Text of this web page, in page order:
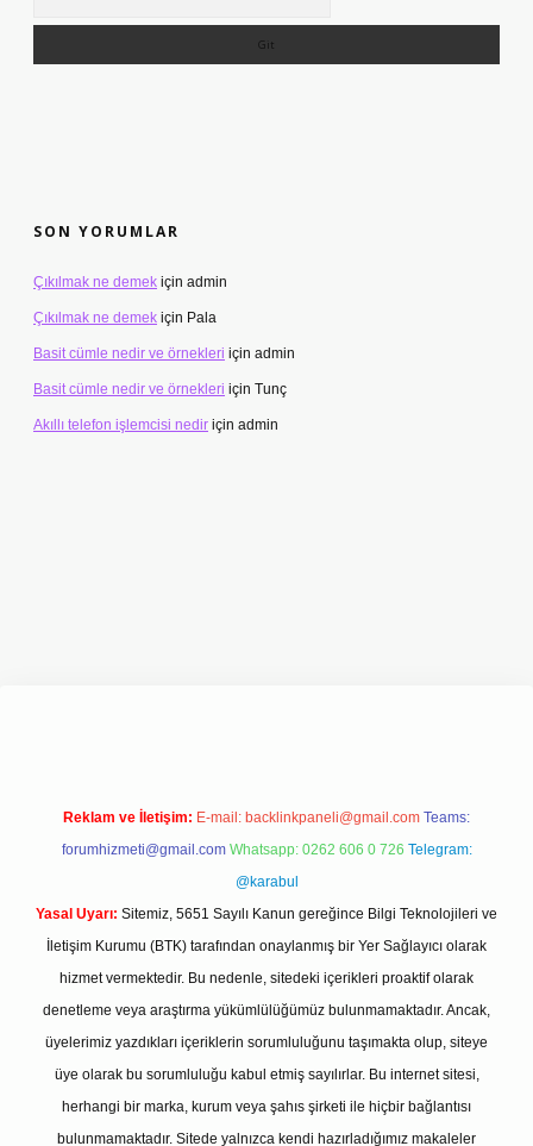
SON YORUMLAR
Çıkılmak ne demek için admin
Çıkılmak ne demek için Pala
Basit cümle nedir ve örnekleri için admin
Basit cümle nedir ve örnekleri için Tunç
Akıllı telefon işlemcisi nedir için admin
Reklam ve İletişim: E-mail: backlinkpaneli@gmail.com Teams:
forumhizmeti@gmail.com Whatsapp: 0262 606 0 726 Telegram:
@karabul
Yasal Uyarı: Sitemiz, 5651 Sayılı Kanun gereğince Bilgi Teknolojileri ve
İletişim Kurumu (BTK) tarafından onaylanmış bir Yer Sağlayıcı olarak
hizmet vermektedir. Bu nedenle, sitedeki içerikleri proaktif olarak
denetleme veya araştırma yükümlülüğümüz bulunmamaktadır. Ancak,
üyelerimiz yazdıkları içeriklerin sorumluluğunu taşımakta olup, siteye
üye olarak bu sorumluluğu kabul etmiş sayılırlar. Bu internet sitesi,
herhangi bir marka, kurum veya şahıs şirketi ile hiçbir bağlantısı
bulunmamaktadır. Sitede yalnızca kendi hazırladığımız makaleler